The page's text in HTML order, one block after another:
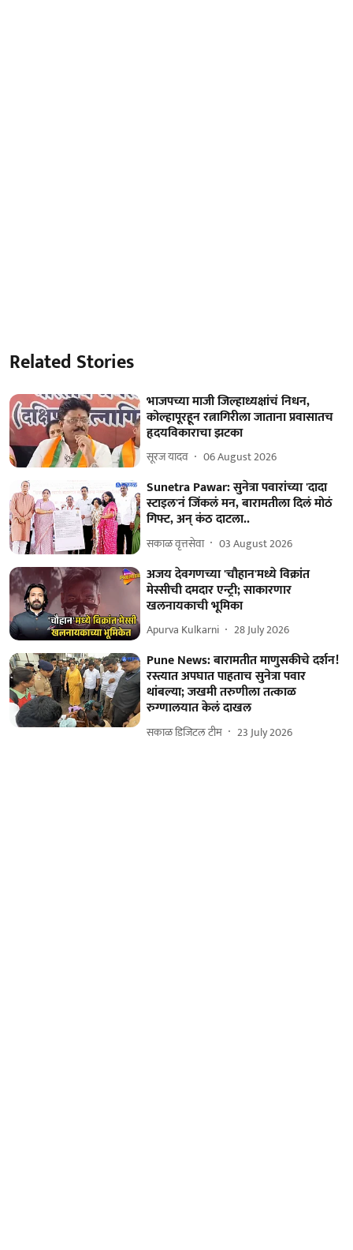
Related Stories
भाजपच्या माजी जिल्हाध्यक्षांचं निधन,
कोल्हापूरहून रत्नागिरीला जाताना प्रवासातच
हृदयविकाराचा झटका
सूरज यादव 06 August 2026
Sunetra Pawar: सुनेत्रा पवारांच्या 'दादा
स्टाइल'नं जिंकलं मन, बारामतीला दिलं मोठं
गिफ्ट, अन् कंठ दाटला..
सकाळ वृत्तसेवा 03 August 2026
अजय देवगणच्या 'चौहान'मध्ये विक्रांत
मेस्सीची दमदार एन्ट्री; साकारणार
खलनायकाची भूमिका
Apurva Kulkarni 28 July 2026
Pune News: बारामतीत माणुसकीचे दर्शन!
रस्त्यात अपघात पाहताच सुनेत्रा पवार
थांबल्या; जखमी तरुणीला तत्काळ
रुग्णालयात केलं दाखल
सकाळ डिजिटल टीम 23 July 2026